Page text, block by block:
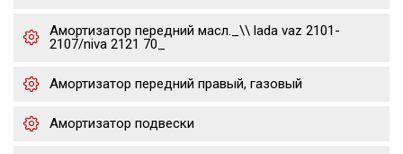
Амортизатор передний масл._\\ lada vaz 2101-
2107/niva 2121 70_
Амортизатор передний правый, газовый
Амортизатор подвески